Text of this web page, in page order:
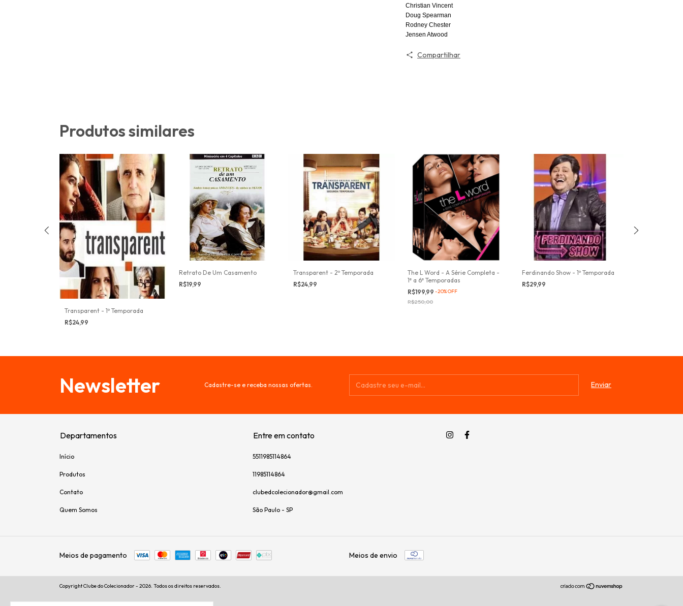
Christian Vincent
Doug Spearman
Rodney Chester
Jensen Atwood
Compartilhar
Produtos similares
Transparent - 1º Temporada
R$24,99
Retrato De Um Casamento
R$19,99
Transparent - 2º Temporada
R$24,99
The L Word - A Série Completa -
1ª a 6ª Temporadas
R$199,99 -20%OFF
R$250,00
Ferdinando Show - 1º Temporada
R$29,99
Newsletter Cadastre-se e receba nossas ofertas.
Departamentos
Início
Produtos
Contato
Quem Somos
Entre em contato
5511985114864
11985114864
clubedcolecionador@gmail.com
São Paulo - SP
Meios de pagamento Meios de envio
Copyright Clube do Colecionador - 2026. Todos os direitos reservados.